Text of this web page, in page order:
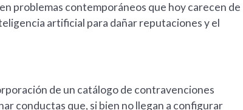
problemas contemporáneos que hoy carecen de
artificial para dañar reputaciones y el
de un catálogo de contravenciones
conductas que, si bien no llegan a configurar